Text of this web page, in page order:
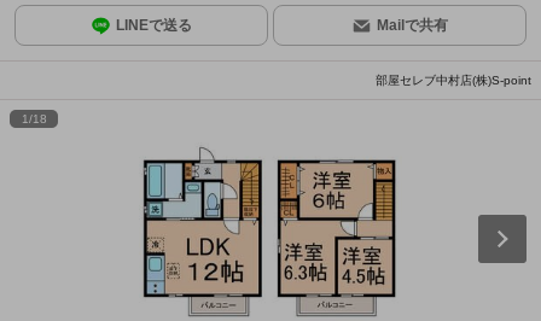
LINEで送る Mailで共有
部屋セレブ中村店(株)S-point
1/18